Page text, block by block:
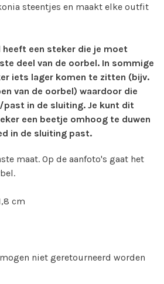
steentjes en maakt elke outfit
heeft een steker die je moet
deel van de oorbel. In sommige
iets lager komen te zitten (bijv.
van de oorbel) waardoor die
in de sluiting. Je kunt dit
een beetje omhoog te duwen
in de sluiting past.
maat. Op de aanfoto's gaat het
cm
niet geretourneerd worden